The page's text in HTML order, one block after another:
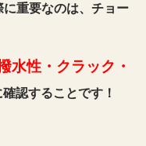
重要なのは、チョー
水性・クラック・
認することです！